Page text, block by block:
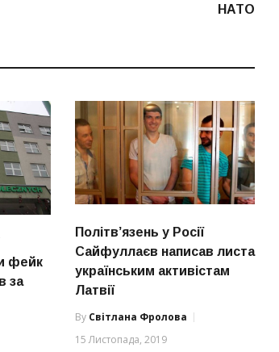
НАТО
фейк
за
Політв’язень у Росії
Сайфуллаєв написав листа
українським активістам
Латвії
By Світлана Фролова
15 Листопада, 2019